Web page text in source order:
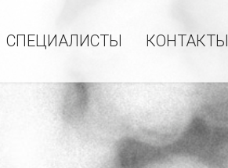
СПЕЦИАЛИСТЫ КОНТАКТЫ